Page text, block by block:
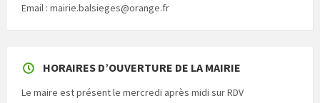
Email : mairie.balsieges@orange.fr
HORAIRES D’OUVERTURE DE LA MAIRIE
Le maire est présent le mercredi après midi sur RDV